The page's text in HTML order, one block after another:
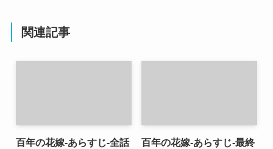
関連記事
百年の花嫁-あらすじ-全話
百年の花嫁-あらすじ-最終